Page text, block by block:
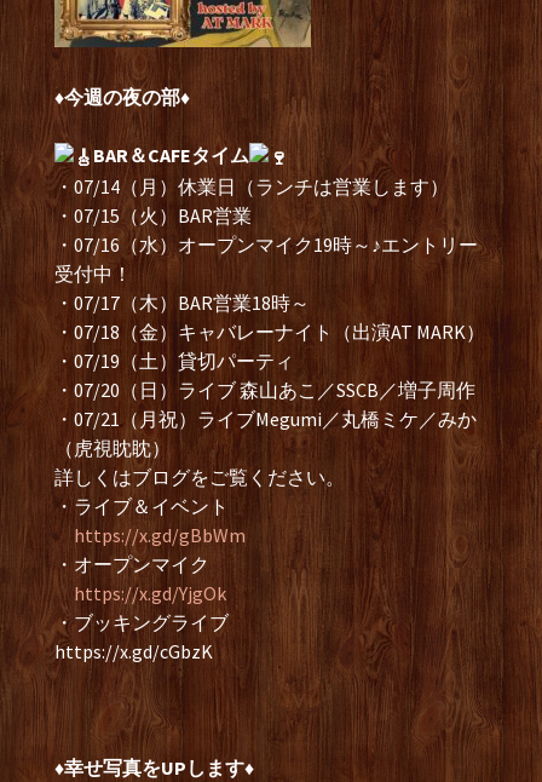
♦︎今週の夜の部♦︎
BAR＆CAFEタイム
・07/14（月）休業日（ランチは営業します）
・07/15（火）BAR営業
・07/16（水）オープンマイク19時～♪エントリー
受付中！
・07/17（木）BAR営業18時～
・07/18（金）キャバレーナイト（出演AT MARK）
・07/19（土）貸切パーティ
・07/20（日）ライブ 森山あこ／SSCB／増子周作
・07/21（月祝）ライブMegumi／丸橋ミケ／みか
（虎視眈眈）
詳しくはブログをご覧ください。
・ライブ＆イベント
https://x.gd/gBbWm
・オープンマイク
https://x.gd/YjgOk
・ブッキングライブ
https://x.gd/cGbzK
♦︎幸せ写真をUPします♦︎